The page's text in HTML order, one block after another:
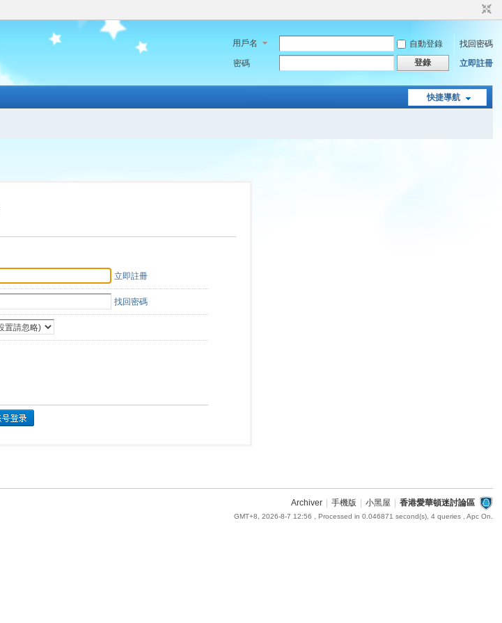
用戶名 自動登錄
找回密碼
密碼
登錄 立即註冊
快捷導航
立即註冊
找回密碼
Archiver 手機版 小黑屋 香港愛華頓迷討論區
GMT+8, 2026-8-7 12:56 , Processed in 0.046871 second(s), 4 queries , Apc On.